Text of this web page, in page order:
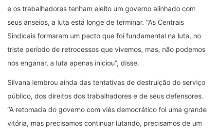
e os trabalhadores tenham eleito um governo alinhado com
seus anseios, a luta está longe de terminar. “As Centrais
Sindicais formaram um pacto que foi fundamental na luta, no
triste período de retrocessos que vivemos, mas, não podemos
nos enganar, a luta apenas iniciou”, disse.
Silvana lembrou ainda das tentativas de destruição do serviço
público, dos direitos dos trabalhadores e de seus defensores.
“A retomada do governo com viés democrático foi uma grande
vitória, mas precisamos continuar lutando, precisamos de um